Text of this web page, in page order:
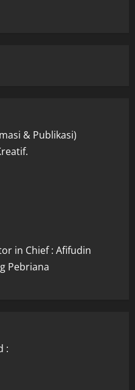
& Publikasi)
in Chief : Afifudin
Pebriana
: